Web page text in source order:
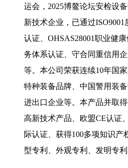
运会，2025博鳌论坛安检设
新技术企业，已通过ISO9001
认证、OHSAS28001职业健
务体系认证、守合同重信用
等。本公司荣获连续10年国
特种装备品牌、中国警用装
进出口企业等。本产品并取
高新技术产品、欧盟CE认证
际认证、获得100多项知识
型专利、外观专利、发明专利